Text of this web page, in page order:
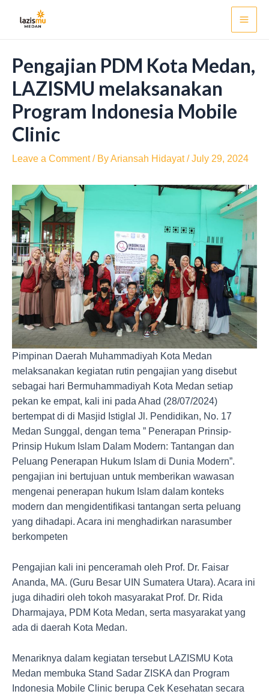
Pengajian PDM Kota Medan,
LAZISMU melaksanakan
Program Indonesia Mobile
Clinic
Leave a Comment / ByAriansah Hidayat/July 29, 2024
Pimpinan Daerah Muhammadiyah Kota Medan
melaksanakan kegiatan rutin pengajian yang disebut
sebagai hari Bermuhammadiyah Kota Medan setiap
pekan ke empat, kali ini pada Ahad (28/07/2024)
bertempat di di Masjid Istiglal Jl. Pendidikan, No. 17
Medan Sunggal, dengan tema ” Penerapan Prinsip-
Prinsip Hukum Islam Dalam Modern: Tantangan dan
Peluang Penerapan Hukum Islam di Dunia Modern”.
pengajian ini bertujuan untuk memberikan wawasan
mengenai penerapan hukum Islam dalam konteks
modern dan mengidentifikasi tantangan serta peluang
yang dihadapi. Acara ini menghadirkan narasumber
berkompeten
Pengajian kali ini penceramah oleh Prof. Dr. Faisar
Ananda, MA. (Guru Besar UIN Sumatera Utara). Acara ini
juga dihadiri oleh tokoh masyarakat Prof. Dr. Rida
Dharmajaya, PDM Kota Medan, serta masyarakat yang
ada di daerah Kota Medan.
Menariknya dalam kegiatan tersebut LAZISMU Kota
Medan membuka Stand Sadar ZISKA dan Program
Indonesia Mobile Clinic berupa Cek Kesehatan secara
navigation